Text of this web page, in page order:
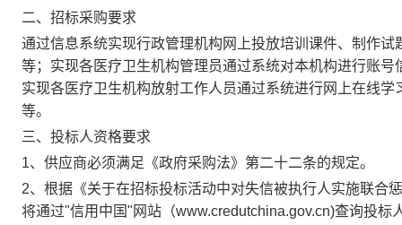
二、招标采购要求
通过信息系统实现行政管理机构网上投放培训课件、制作
等；实现各医疗卫生机构管理员通过系统对本机构进行账
实现各医疗卫生机构放射工作人员通过系统进行网上在线
等。
三、投标人资格要求
1、供应商必须满足《政府采购法》第二十二条的规定。
2、根据《关于在招标投标活动中对失信被执行人实施联合
将通过"信用中国"网站（www.credutchina.gov.cn)查询投